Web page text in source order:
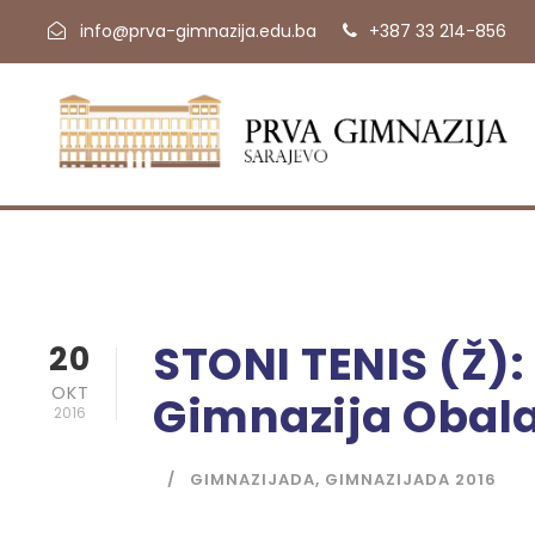
info@prva-gimnazija.edu.ba +387 33 214-856
20
OKT
2016
STONI TENIS
Gimnazija
GIMNAZIJADA, GIMNAZIJADA 2016